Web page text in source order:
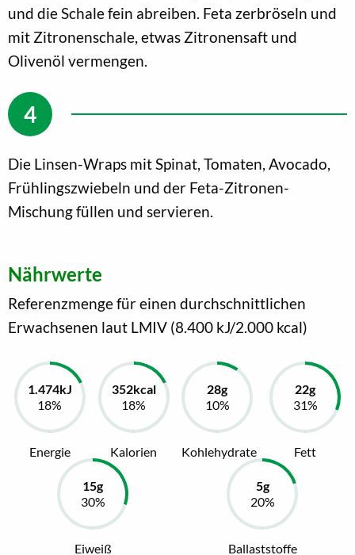
und die Schale fein abreiben. Feta zerbröseln und
mit Zitronenschale, etwas Zitronensaft und
Olivenöl vermengen.
Die Linsen-Wraps mit Spinat, Tomaten, Avocado,
Frühlingszwiebeln und der Feta-Zitronen-
Mischung füllen und servieren.
Nährwerte
Referenzmenge für einen durchschnittlichen
Erwachsenen laut LMIV (8.400 kJ/2.000 kcal)
Energie Kalorien Kohlehydrate Fett
Eiweiß Ballaststoffe